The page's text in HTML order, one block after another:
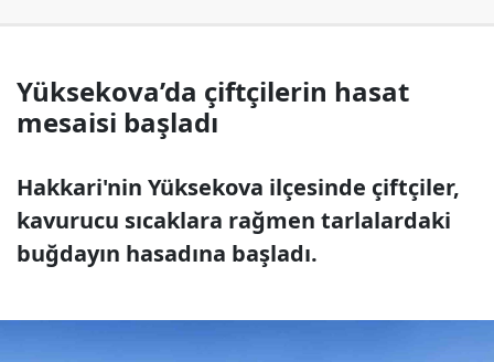
Yüksekova’da çiftçilerin hasat
mesaisi başladı
Hakkari'nin Yüksekova ilçesinde çiftçiler,
kavurucu sıcaklara rağmen tarlalardaki
buğdayın hasadına başladı.